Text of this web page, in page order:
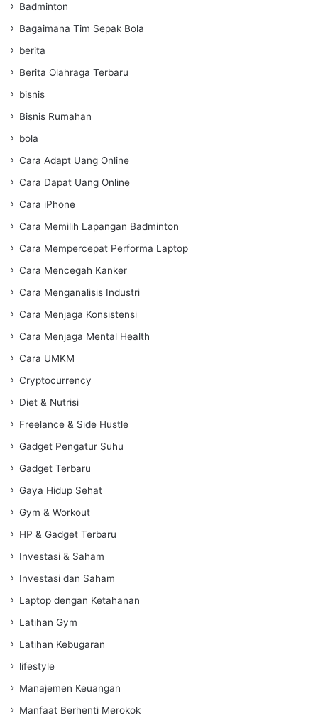
Badminton
Bagaimana Tim Sepak Bola
berita
Berita Olahraga Terbaru
bisnis
Bisnis Rumahan
bola
Cara Adapt Uang Online
Cara Dapat Uang Online
Cara iPhone
Cara Memilih Lapangan Badminton
Cara Mempercepat Performa Laptop
Cara Mencegah Kanker
Cara Menganalisis Industri
Cara Menjaga Konsistensi
Cara Menjaga Mental Health
Cara UMKM
Cryptocurrency
Diet & Nutrisi
Freelance & Side Hustle
Gadget Pengatur Suhu
Gadget Terbaru
Gaya Hidup Sehat
Gym & Workout
HP & Gadget Terbaru
Investasi & Saham
Investasi dan Saham
Laptop dengan Ketahanan
Latihan Gym
Latihan Kebugaran
lifestyle
Manajemen Keuangan
Manfaat Berhenti Merokok